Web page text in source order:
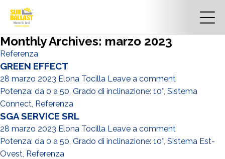
Monthly Archives: marzo 2023
Referenza
GREEN EFFECT
28 marzo 2023 Elona Tocilla Leave a comment
Potenza: da 0 a 50, Grado di inclinazione: 10°, Sistema
Connect, Referenza
SGA SERVICE SRL
28 marzo 2023 Elona Tocilla Leave a comment
Potenza: da 0 a 50, Grado di inclinazione: 10°, Sistema Est-
Ovest, Referenza